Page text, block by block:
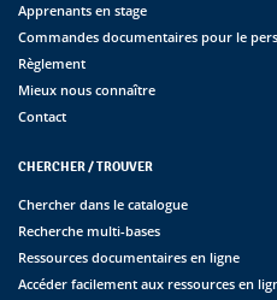
Apprenants en stage
Commandes documentaires pour le
Règlement
Mieux nous connaître
Contact
CHERCHER / TROUVER
Chercher dans le catalogue
Recherche multi-bases
Ressources documentaires en ligne
Accéder facilement aux ressources en